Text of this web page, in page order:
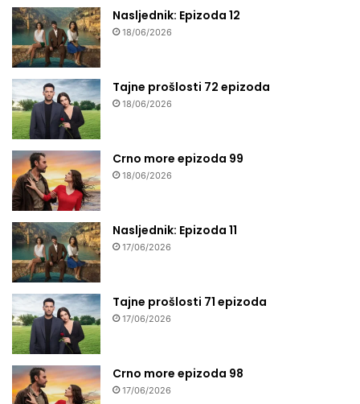
Nasljednik: Epizoda 12
18/06/2026
Tajne prošlosti 72 epizoda
18/06/2026
Crno more epizoda 99
18/06/2026
Nasljednik: Epizoda 11
17/06/2026
Tajne prošlosti 71 epizoda
17/06/2026
Crno more epizoda 98
17/06/2026